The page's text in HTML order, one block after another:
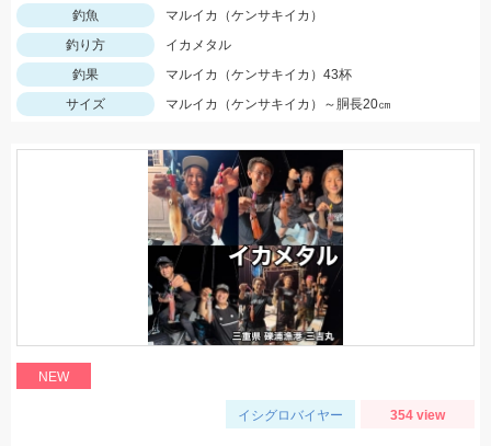
釣魚
マルイカ（ケンサキイカ）
釣り方
イカメタル
釣果
マルイカ（ケンサキイカ）43杯
サイズ
マルイカ（ケンサキイカ）～胴長20㎝
NEW
イシグロバイヤー 354 view